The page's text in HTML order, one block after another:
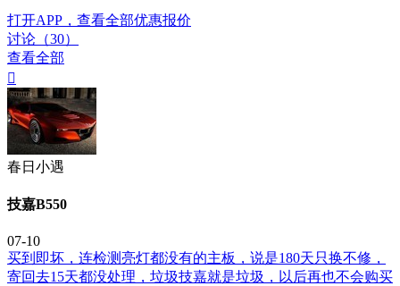
打开APP，查看全部优惠报价
讨论（30）
查看全部

春日小遇
技嘉B550
07-10
买到即坏，连检测亮灯都没有的主板，说是180天只换不修，
寄回去15天都没处理，垃圾技嘉就是垃圾，以后再也不会购买